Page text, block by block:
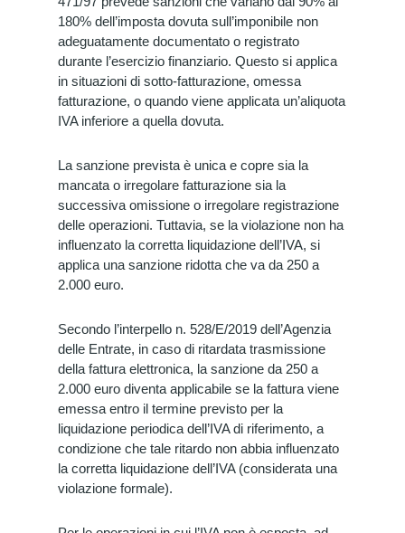
180% dell’imposta dovuta sull’imponibile non
adeguatamente documentato o registrato
durante l’esercizio finanziario. Questo si applica
in situazioni di sotto-fatturazione, omessa
fatturazione, o quando viene applicata un’aliquota
IVA inferiore a quella dovuta.
La sanzione prevista è unica e copre sia la
mancata o irregolare fatturazione sia la
successiva omissione o irregolare registrazione
delle operazioni. Tuttavia, se la violazione non ha
influenzato la corretta liquidazione dell’IVA, si
applica una sanzione ridotta che va da 250 a
2.000 euro.
Secondo l’interpello n. 528/E/2019 dell’Agenzia
delle Entrate, in caso di ritardata trasmissione
della fattura elettronica, la sanzione da 250 a
2.000 euro diventa applicabile se la fattura viene
emessa entro il termine previsto per la
liquidazione periodica dell’IVA di riferimento, a
condizione che tale ritardo non abbia influenzato
la corretta liquidazione dell’IVA (considerata una
violazione formale).